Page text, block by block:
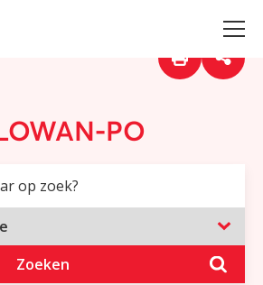
PO
Zoeken